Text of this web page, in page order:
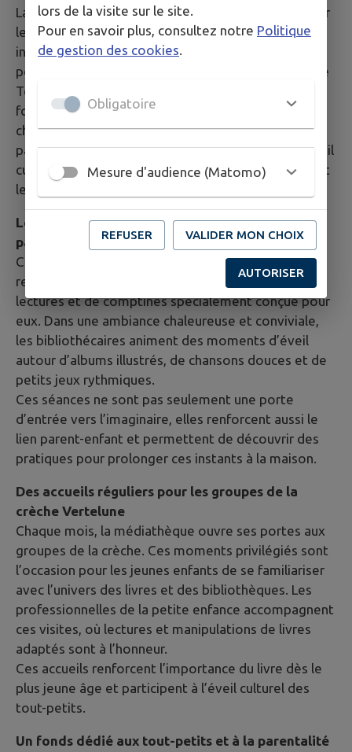
La médiathèque devient un lieu incontournable pour
les familles avec jeunes enfants grâce à des
initiatives et des ressources spécialement pensées
pour la petite enfance. Entre ateliers d’éveil comme
Tétine & Cie, accueils de groupes de crèche et un
fonds documentaire riche, elle offre un cadre
chaleureux et stimulant pour les tout-petits et leurs
parents. Ces services et animations favorisent l’éveil
culturel dès le plus jeune âge tout en accompagnant
les familles dans leur quotidien éducatif.
Les ateliers «Tétine & Cie» : un moment de
partage pour les 0-3 ans
Chaque mois, les tout-petits de 0 à 3 ans ont
rendez-vous avec Tétine & Cie, une séance de
lectures et de comptines spécialement conçue pour
eux. Dans une ambiance chaleureuse et conviviale,
les bibliothécaires animent des moments d’éveil
autour d’albums illustrés, de chansons douces et de
petits jeux rythmiques.
Ces séances ne sont pas seulement une porte
d’entrée vers l’imaginaire, elles renforcent aussi le
lien parent-enfant et permettent de découvrir des
pratiques pour prolonger ces instants à la maison.
Des accueils réguliers pour les groupes de la
crèche Vertelune
Chaque mois, la médiathèque ouvre ses portes aux
groupes de la crèche. Ces moments privilégiés sont
l’occasion pour les jeunes enfants de se familiariser
avec l’univers des livres et des bibliothèques. Les
professionnelles de la petite enfance accompagnent
ces visites, où lectures et manipulations de livres
adaptés sont à l’honneur.
Ces accueils renforcent l’importance du livre dès le
plus jeune âge et participent à l’éveil culturel des
tout-petits.
Un fonds dédié aux tout-petits et à la parentalité
lors de la visite sur le site.
Pour en savoir plus, consultez notre Politique
de gestion des cookies
Obligatoire
Mesure d'audience (Matomo)
REFUSER VALIDER MON CHOIX
AUTORISER